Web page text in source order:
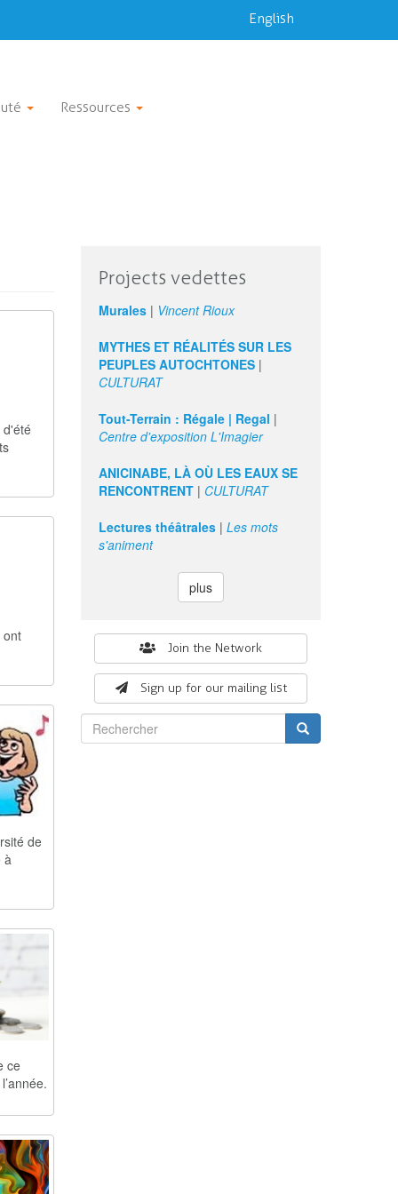
English
Ressources
d'été
ont
de
à
ce
Projects vedettes
Murales | Vincent Rioux
MYTHES ET RÉALITÉS SUR LES
PEUPLES AUTOCHTONES |
CULTURAT
Tout-Terrain : Régale | Regal |
Centre d'exposition L'Imagier
ANICINABE, LÀ OÙ LES EAUX SE
RENCONTRENT | CULTURAT
Lectures théâtrales | Les mots
s'animent
plus
Join the Network
Sign up for our mailing list
form